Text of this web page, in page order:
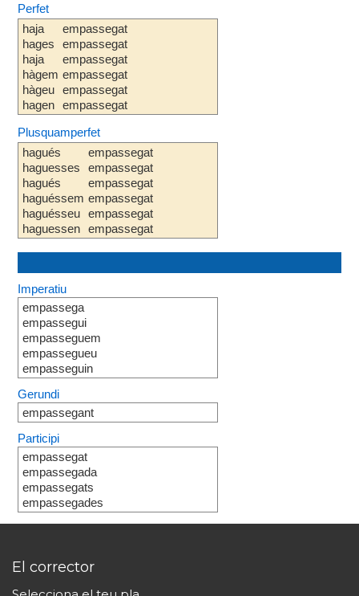
Perfet
haja
hages
haja
hàgem
hàgeu
hagen
empassegat
empassegat
empassegat
empassegat
empassegat
empassegat
Plusquamperfet
hagués
haguesses
hagués
haguéssem
haguésseu
haguessen
empassegat
empassegat
empassegat
empassegat
empassegat
empassegat
Imperatiu
empassega
empassegui
empasseguem
empassegueu
empasseguin
Gerundi
empassegant
Participi
empassegat
empassegada
empassegats
empassegades
El corrector